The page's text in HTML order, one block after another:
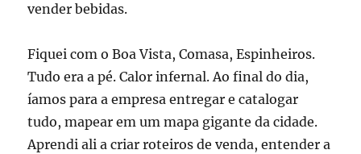
vender bebidas.
Fiquei com o Boa Vista, Comasa, Espinheiros.
Tudo era a pé. Calor infernal. Ao final do dia,
íamos para a empresa entregar e catalogar
tudo, mapear em um mapa gigante da cidade.
Aprendi ali a criar roteiros de venda, entender a